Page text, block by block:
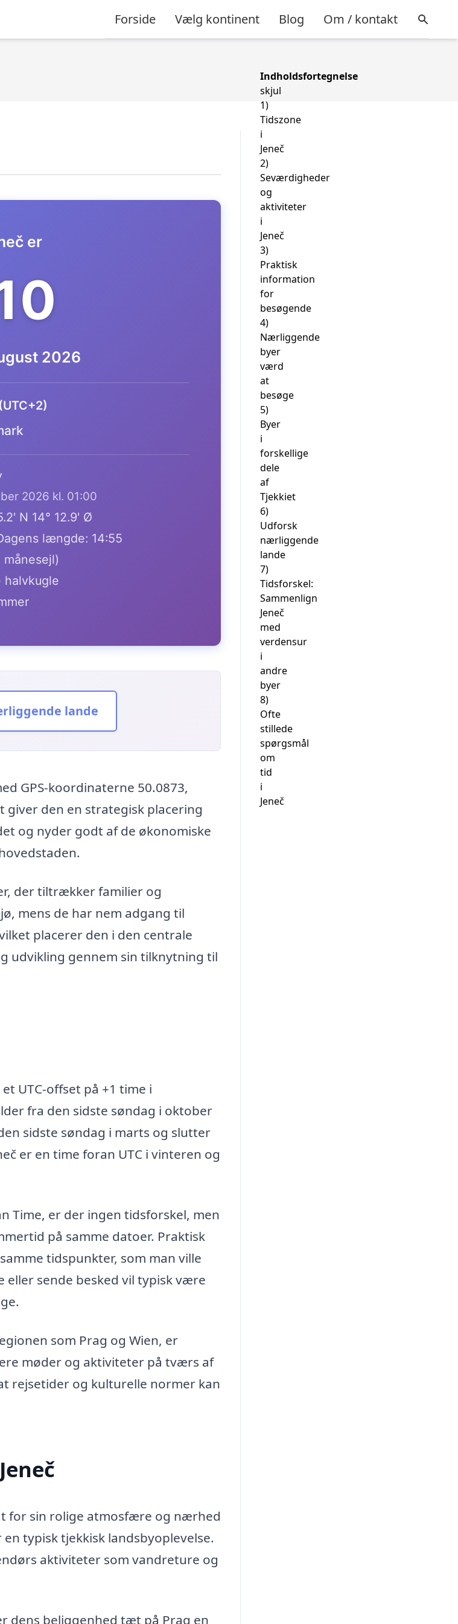
Forside Vælg kontinent Blog Om / kontakt
er
2026
2026 kl. 01:00
N 14° 12.9' Ø
længde: 14:55
månesejl)
halvkugle
lande
GPS-koordinaterne 50.0873,
giver den en strategisk placering
og nyder godt af de økonomiske
der tiltrækker familier og
mens de har nem adgang til
placerer den i den centrale
udvikling gennem sin tilknytning til
UTC-offset på +1 time i
fra den sidste søndag i oktober
sidste søndag i marts og slutter
er en time foran UTC i vinteren og
Time, er der ingen tidsforskel, men
på samme datoer. Praktisk
tidspunkter, som man ville
sende besked vil typisk være
som Prag og Wien, er
møder og aktiviteter på tværs af
rejsetider og kulturelle normer kan
for sin rolige atmosfære og nærhed
typisk tjekkisk landsbyoplevelse.
aktiviteter som vandreture og
dens beliggenhed tæt på Prag en
Indholdsfortegnelse
skjul
1)
Tidszone
i
Jeneč
2)
Seværdigheder
og
aktiviteter
i
Jeneč
3)
Praktisk
information
for
besøgende
4)
Nærliggende
byer
værd
at
besøge
5)
Byer
i
forskellige
dele
af
Tjekkiet
6)
Udforsk
nærliggende
lande
7)
Tidsforskel:
Sammenlign
Jeneč
med
verdensur
i
andre
byer
8)
Ofte
stillede
spørgsmål
om
tid
i
Jeneč